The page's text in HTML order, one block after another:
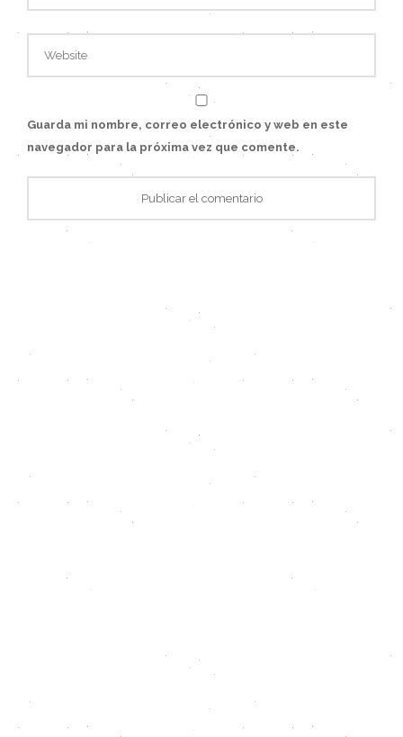
Guarda mi nombre, correo electrónico y web en este
navegador para la próxima vez que comente.